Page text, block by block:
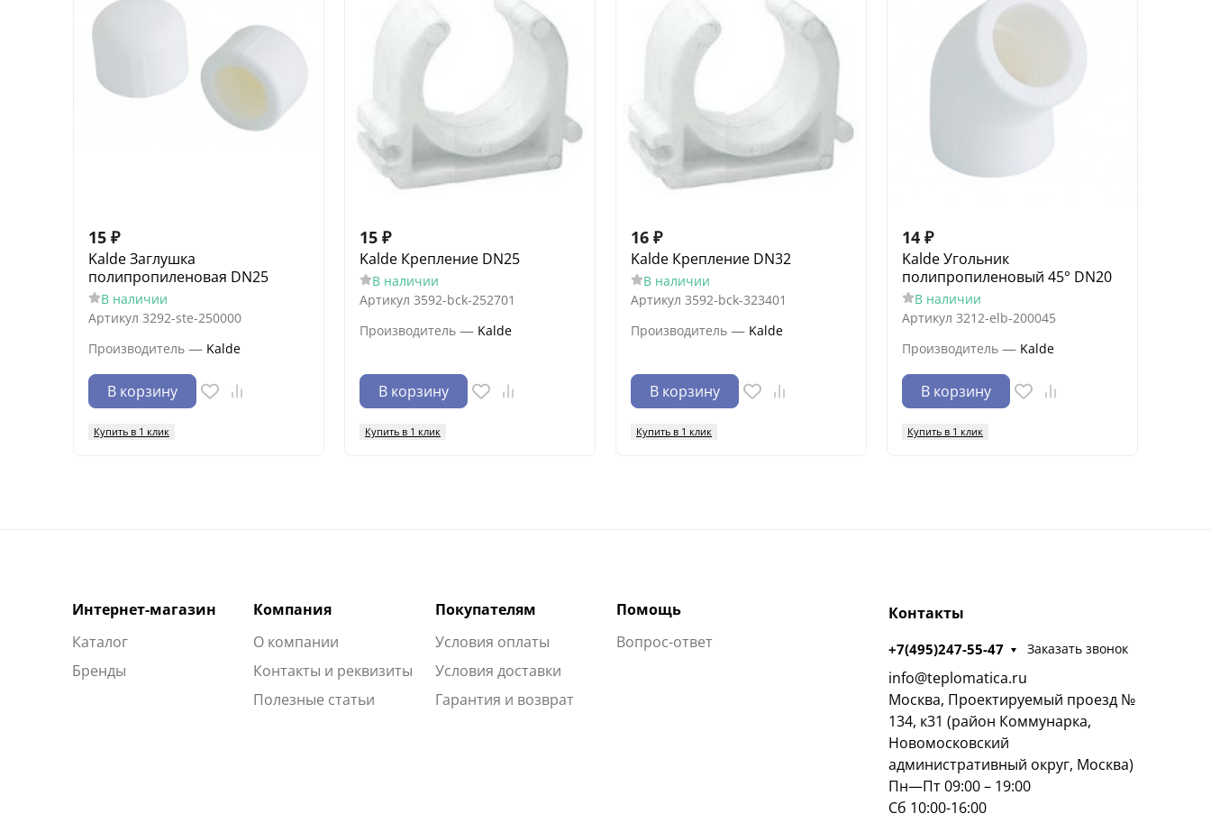
15 ₽
Kalde Заглушка
полипропиленовая DN25
В наличии
Артикул 3292-ste-250000
Производитель — Kalde
В корзину
Купить в 1 клик
15 ₽
Kalde Крепление DN25
В наличии
Артикул 3592-bck-252701
Производитель — Kalde
В корзину
Купить в 1 клик
16 ₽
Kalde Крепление DN32
В наличии
Артикул 3592-bck-323401
Производитель — Kalde
В корзину
Купить в 1 клик
14 ₽
Kalde Угольник
полипропиленовый 45° DN20
В наличии
Артикул 3212-elb-200045
Производитель — Kalde
В корзину
Купить в 1 клик
Интернет-магазин
Каталог
Бренды
Компания
О компании
Контакты и реквизиты
Полезные статьи
Покупателям
Условия оплаты
Условия доставки
Гарантия и возврат
Помощь
Вопрос-ответ
Контакты
+7(495)247-55-47 Заказать звонок
info@teplomatica.ru
Москва, Проектируемый проезд №
134, к31 (район Коммунарка,
Новомосковский
административный округ, Москва)
Пн—Пт 09:00 – 19:00
Сб 10:00-16:00